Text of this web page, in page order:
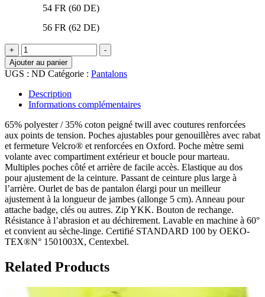
54 FR (60 DE)
56 FR (62 DE)
+
quantité
de
Pantalon
Universal
Pro
-
Ajouter au panier
UGS : ND Catégorie : Pantalons
Description
Informations complémentaires
65% polyester / 35% coton peigné twill avec coutures renforcées
aux points de tension. Poches ajustables pour genouillères avec rabat
et fermeture Velcro® et renforcées en Oxford. Poche mètre semi
volante avec compartiment extérieur et boucle pour marteau.
Multiples poches côté et arrière de facile accès. Elastique au dos
pour ajustement de la ceinture. Passant de ceinture plus large à
l’arrière. Ourlet de bas de pantalon élargi pour un meilleur
ajustement à la longueur de jambes (allonge 5 cm). Anneau pour
attache badge, clés ou autres. Zip YKK. Bouton de rechange.
Résistance à l’abrasion et au déchirement. Lavable en machine à 60°
et convient au sèche-linge. Certifié STANDARD 100 by OEKO-
TEX®N° 1501003X, Centexbel.
Related Products